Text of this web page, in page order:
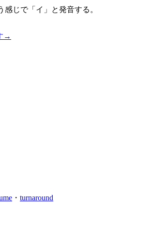
じで「イ」と発音する。
→
・ turnaround